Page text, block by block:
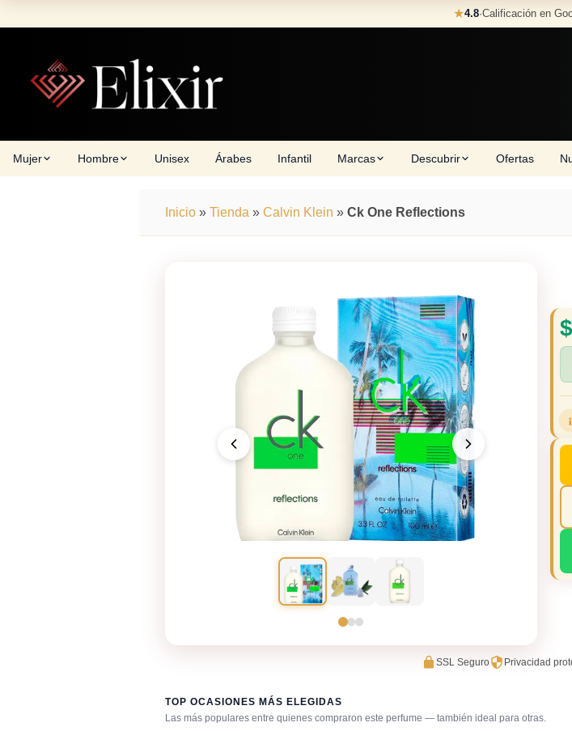
to
★4.8·Calificación en
Mujer Hombre Unisex Árabes Infantil Marcas Descubrir Ofertas
Inicio » Tienda » Calvin Klein » Ck One Reflections
$
SSL Seguro Privacidad
TOP OCASIONES MÁS ELEGIDAS
Las más populares entre quienes compraron este perfume — también ideal para otras.
Después de la ducha Errands / vueltas